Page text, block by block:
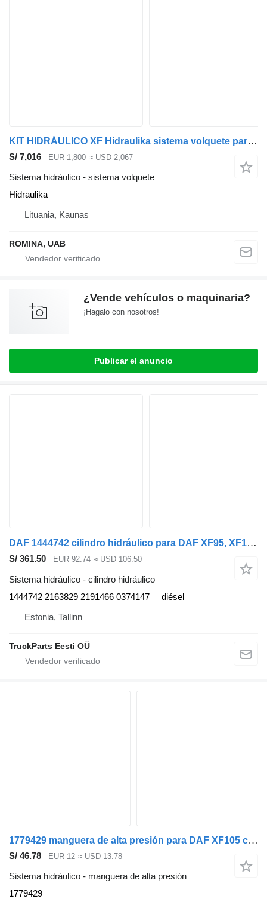
KIT HIDRÁULICO XF Hidraulika sistema volquete para DAF XF cabeza tractora
S/ 7,016 EUR 1,800 ≈ USD 2,067
Sistema hidráulico - sistema volquete
Hidraulika
Lituania, Kaunas
ROMINA, UAB
¿Vende vehículos o maquinaria?
¡Hagalo con nosotros!
Publicar el anuncio
DAF 1444742 cilindro hidráulico para DAF XF95, XF105 (2001-2014) cabeza tractora
S/ 361.50 EUR 92.74 ≈ USD 106.50
Sistema hidráulico - cilindro hidráulico
1444742 2163829 2191466 0374147
diésel
Estonia, Tallinn
TruckParts Eesti OÜ
1779429 manguera de alta presión para DAF XF105 cabeza tractora
S/ 46.78 EUR 12 ≈ USD 13.78
Sistema hidráulico - manguera de alta presión
1779429